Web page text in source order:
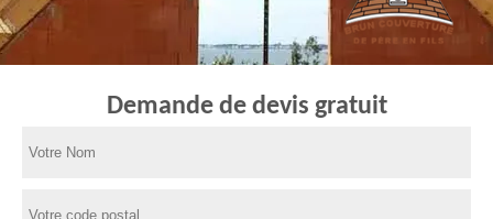
Demande de devis gratuit